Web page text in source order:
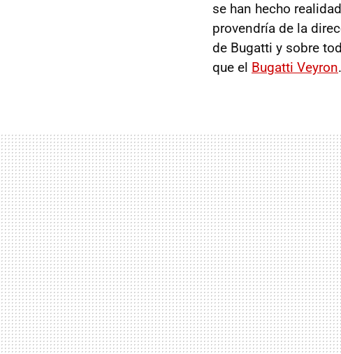
se han hecho
provendría de la
de Bugatti y sobre
que el Bugatti Veyron.